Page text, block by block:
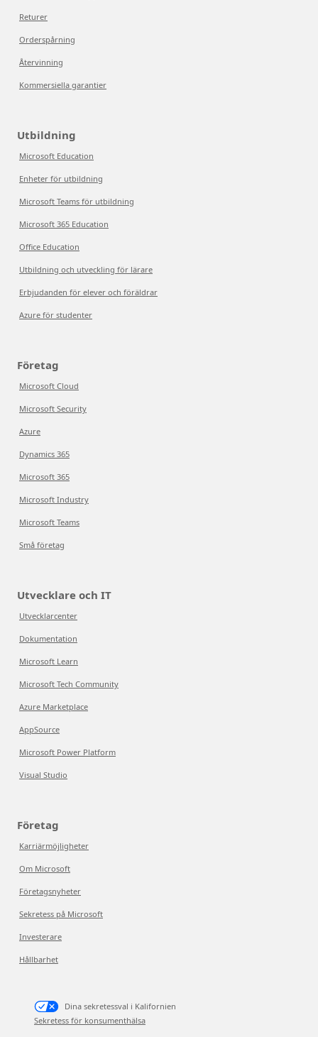
Returer
Orderspårning
Återvinning
Kommersiella garantier
Utbildning
Microsoft Education
Enheter för utbildning
Microsoft Teams för utbildning
Microsoft 365 Education
Office Education
Utbildning och utveckling för lärare
Erbjudanden för elever och föräldrar
Azure för studenter
Företag
Microsoft Cloud
Microsoft Security
Azure
Dynamics 365
Microsoft 365
Microsoft Industry
Microsoft Teams
Små företag
Utvecklare och IT
Utvecklarcenter
Dokumentation
Microsoft Learn
Microsoft Tech Community
Azure Marketplace
AppSource
Microsoft Power Platform
Visual Studio
Företag
Karriärmöjligheter
Om Microsoft
Företagsnyheter
Sekretess på Microsoft
Investerare
Hållbarhet
Dina sekretessval i Kalifornien
Sekretess för konsumenthälsa